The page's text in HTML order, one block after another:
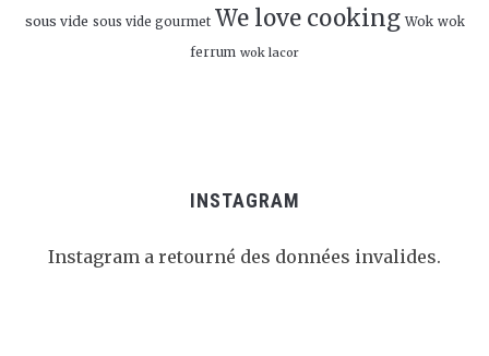
sous vide sous vide gourmet We love cooking Wok wok
ferrum wok lacor
INSTAGRAM
Instagram a retourné des données invalides.